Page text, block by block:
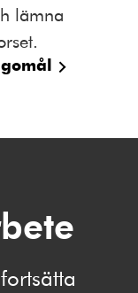
lämna